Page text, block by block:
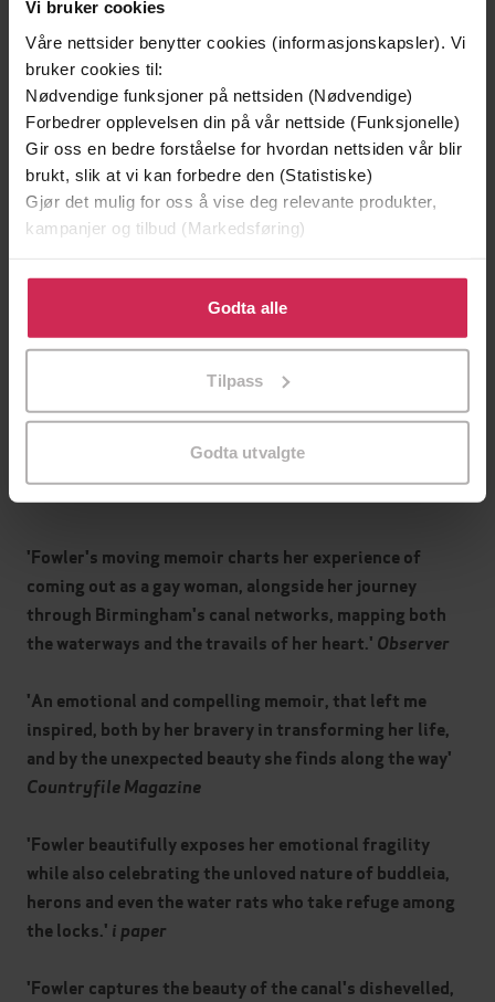
Vi bruker cookies
Våre nettsider benytter cookies (informasjonskapsler). Vi
bruker cookies til:
Nødvendige funksjoner på nettsiden (Nødvendige)
Forbedrer opplevelsen din på vår nettside (Funksjonelle)
Gir oss en bedre forståelse for hvordan nettsiden vår blir
brukt, slik at vi kan forbedre den (Statistiske)
Gjør det mulig for oss å vise deg relevante produkter,
kampanjer og tilbud (Markedsføring)
Klikk på «Godta alle» for å gi oss ditt samtykke til å
bruke cookies for alle disse formålene. Du kan også
tilpasse ditt samtykke til spesifikke formål ved å klikke
Godta alle
Tilpass
Godta utvalgte
Forfattere Alys Fowler
Forlag Hodder & Stoughton
Utgitt 06.04.2017
Sjanger Biografier,Dokumentar og fakta,Hobby og
fritid,Sport og fritid
Språk English
beskyttelse
9781473623033
Om boken
'Fowler's moving memoir charts her experience of
coming out as a gay woman, alongside her journey
through Birmingham's canal networks, mapping both
the waterways and the travails of her heart.' Observer
'An emotional and compelling memoir, that left me
inspired, both by her bravery in transforming her life,
and by the unexpected beauty she finds along the way'
Countryfile Magazine
'Fowler beautifully exposes her emotional fragility
while also celebrating the unloved nature of buddleia,
herons and even the water rats who take refuge among
the locks.' i paper
'Fowler captures the beauty of the canal's dishevelled,